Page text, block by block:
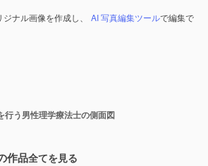
ナル画像を作成し、 AI 写真編集ツールで編集で
行う男性理学療法士の側面図
作品全てを見る